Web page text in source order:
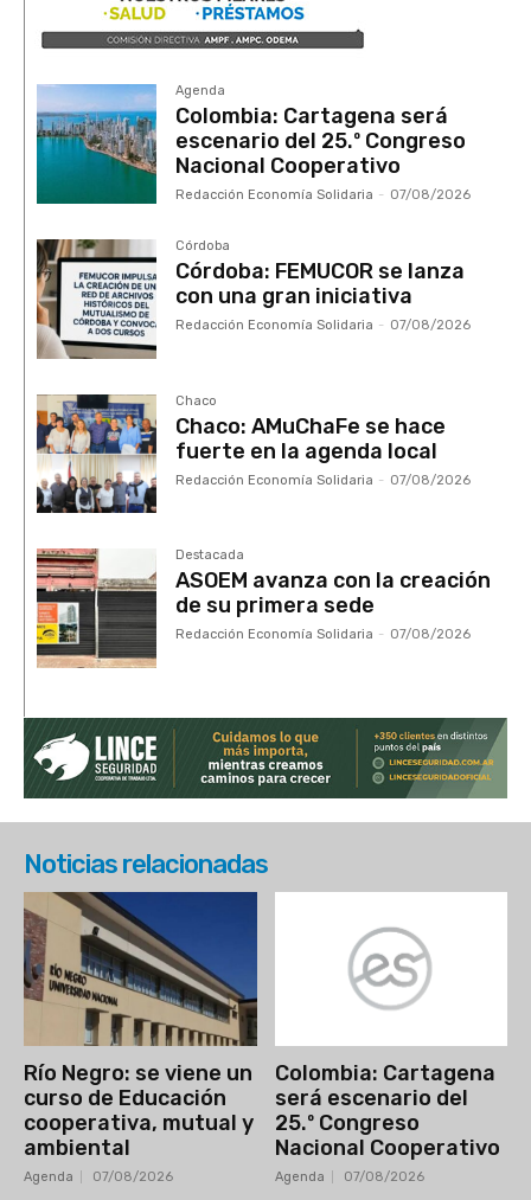
Agenda
Colombia: Cartagena será
escenario del 25.º Congreso
Nacional Cooperativo
Redacción Economía Solidaria - 07/08/2026
Córdoba
Córdoba: FEMUCOR se lanza
con una gran iniciativa
Redacción Economía Solidaria - 07/08/2026
Chaco
Chaco: AMuChaFe se hace
fuerte en la agenda local
Redacción Economía Solidaria - 07/08/2026
Destacada
ASOEM avanza con la creación
de su primera sede
Redacción Economía Solidaria - 07/08/2026
Noticias relacionadas
Río Negro: se viene un
curso de Educación
cooperativa, mutual y
ambiental
Agenda 07/08/2026
Colombia: Cartagena
será escenario del
25.º Congreso
Nacional Cooperativo
Agenda 07/08/2026